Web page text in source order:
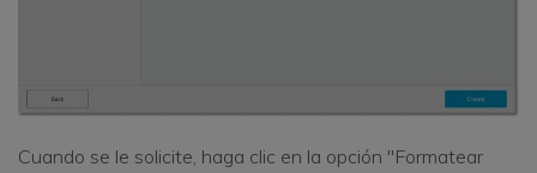
Cuando se le solicite, haga clic en la opción "Formatear